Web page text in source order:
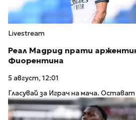
Livestream
Реал Мадрид прати
Фиорентина
5 август, 12:01
Гласувай за Играч на мача.